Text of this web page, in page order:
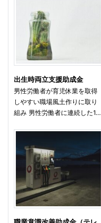
出生時両立支援助成金
男性労働者が育児休業を取得
しやすい職場風土作りに取り
組み 男性労働者に連続した1…